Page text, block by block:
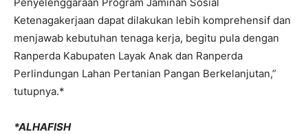
Ketenagakerjaan dapat dilakukan lebih komprehensif dan
menjawab kebutuhan tenaga kerja, begitu pula dengan
Ranperda Kabupaten Layak Anak dan Ranperda
Perlindungan Lahan Pertanian Pangan Berkelanjutan,”
tutupnya.*
*ALHAFISH